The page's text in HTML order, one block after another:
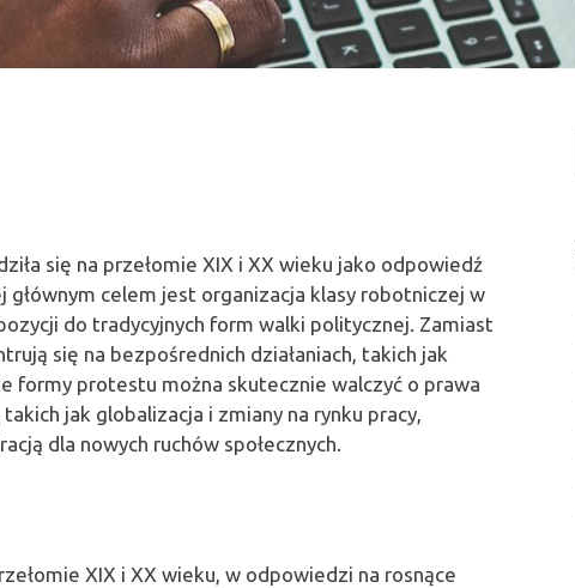
się na przełomie XIX i XX wieku jako odpowiedź
głównym celem jest organizacja klasy robotniczej w
do tradycyjnych form walki politycznej. Zamiast
się na bezpośrednich działaniach, takich jak
formy protestu można skutecznie walczyć o prawa
jak globalizacja i zmiany na rynku pracy,
dla nowych ruchów społecznych.
XIX i XX wieku, w odpowiedzi na rosnące